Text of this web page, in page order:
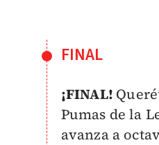
FINAL
¡FINAL!
Pumas de la
avanza a